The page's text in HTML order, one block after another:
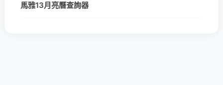
馬雅13月亮曆查詢器